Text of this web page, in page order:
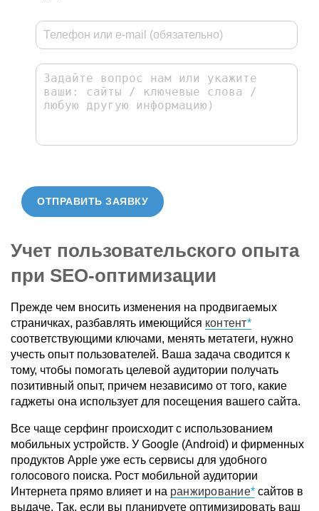
ОТПРАВИТЬ ЗАЯВКУ
Учет пользовательского опыта
при SEO-оптимизации
Прежде чем вносить изменения на продвигаемых
страничках, разбавлять имеющийся контент
соответствующими ключами, менять метатеги, нужно
учесть опыт пользователей. Ваша задача сводится к
тому, чтобы помогать целевой аудитории получать
позитивный опыт, причем независимо от того, какие
гаджеты она использует для посещения вашего сайта.
Все чаще серфинг происходит с использованием
мобильных устройств. У Google (Android) и фирменных
продуктов Apple уже есть сервисы для удобного
голосового поиска. Рост мобильной аудитории
Интернета прямо влияет и на ранжирование сайтов в
выдаче. Так, если вы планируете оптимизировать ваш